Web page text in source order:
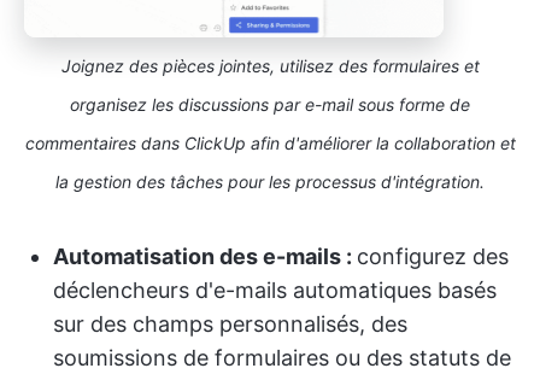
Joignez des pièces jointes, utilisez des formulaires et
organisez les discussions par e-mail sous forme de
commentaires dans ClickUp afin d'améliorer la collaboration et
la gestion des tâches pour les processus d'intégration.
Automatisation des e-mails : configurez des
déclencheurs d'e-mails automatiques basés
sur des champs personnalisés, des
soumissions de formulaires ou des statuts de